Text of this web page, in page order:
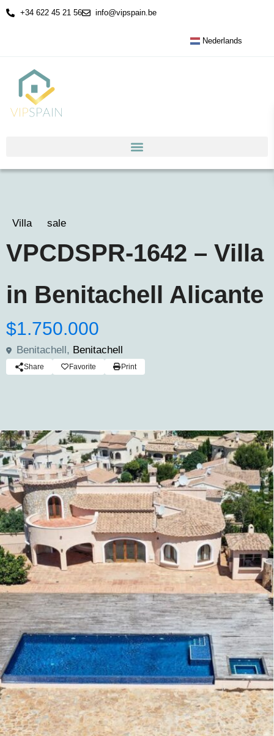
+34 622 45 21 56 info@vipspain.be
Nederlands
Villa sale
VPCDSPR-1642 – Villa
in Benitachell Alicante
$1.750.000
Benitachell, Benitachell
Share Favorite Print